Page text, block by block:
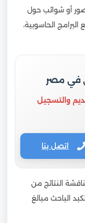
أو شوائب حول
الحاسوبية،
في مصر
والتسجيل
اتصل بنا
النتائج من
الباحث مبالغ